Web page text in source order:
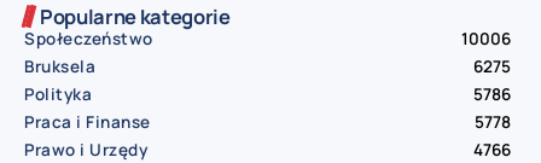
Popularne kategorie
Społeczeństwo
10006
Bruksela
6275
Polityka
5786
Praca i Finanse
5778
Prawo i Urzędy
4766